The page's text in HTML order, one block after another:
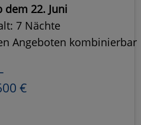
dem 22. Juni
7 Nächte
Angeboten
€